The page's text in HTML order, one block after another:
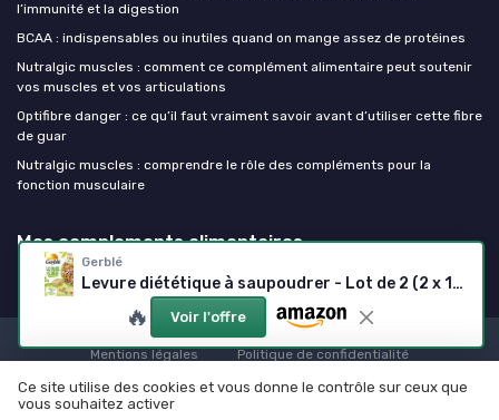
Gerblé
Levure diététique à saupoudrer - Lot de 2 (2 x 150 g)
🔥 Voir l'offre
l’immunité et la digestion
BCAA : indispensables ou inutiles quand on mange assez de protéines
Nutralgic muscles : comment ce complément alimentaire peut soutenir
vos muscles et vos articulations
Optifibre danger : ce qu’il faut vraiment savoir avant d’utiliser cette fibre
de guar
Nutralgic muscles : comprendre le rôle des compléments pour la
fonction musculaire
Mes complements alimentaires
Mentions légales
Politique de confidentialité
© Mes complements alimentaires 2026
Ce site utilise des cookies et vous donne le contrôle sur ceux que
vous souhaitez activer